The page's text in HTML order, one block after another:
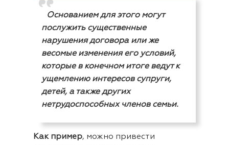
Основанием для этого могут
послужить существенные
нарушения договора или же
весомые изменения его условий,
которые в конечном итоге ведут к
ущемлению интересов супруги,
детей, а также других
нетрудоспособных членов семьи.
Как пример, можно привести